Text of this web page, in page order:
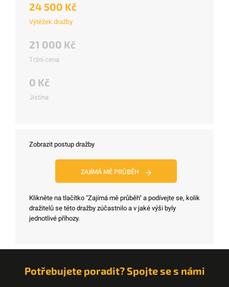
24 500 Kč
Výtěžek dražby
21 000 Kč
Tržní cena
0 Kč
Jistina
Zobrazit postup dražby
ZAJÍMÁ MĚ PRŮBĚH
Klikněte na tlačítko "Zajímá mě průběh" a podívejte se, kolik
dražitelů se této dražby zúčastnilo a v jaké výši byly
jednotlivé příhozy.
Potřebujete poradit? Spojte se s námi